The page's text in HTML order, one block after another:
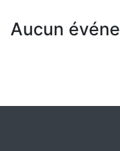
Aucun